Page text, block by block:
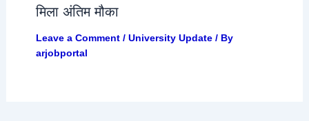
मिला अंतिम मौका
Leave a Comment / University Update/ By
arjobportal